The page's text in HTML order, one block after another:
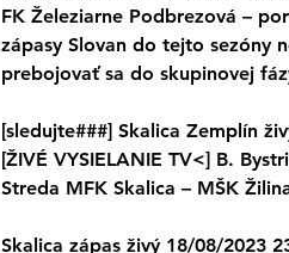
FK Železiarne Podbrezová –
zápasy Slovan do tejto sezóny
prebojovať sa do skupinovej
[sledujte###] Skalica Zemplín
[ŽIVÉ VYSIELANIE TV<] B.
Streda MFK Skalica – MŠK
Skalica zápas živý 18/08/2023